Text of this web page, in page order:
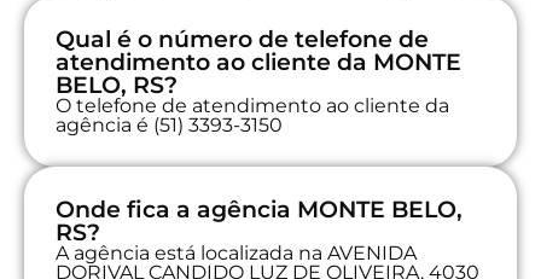
Qual é o número de telefone de
atendimento ao cliente da MONTE
BELO, RS?
O telefone de atendimento ao cliente da
agência é (51) 3393-3150
Onde fica a agência MONTE BELO,
RS?
A agência está localizada na AVENIDA
DORIVAL CANDIDO LUZ DE OLIVEIRA, 4030